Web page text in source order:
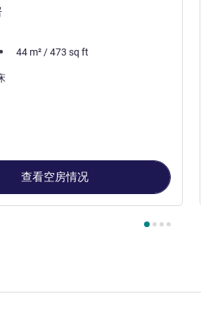
44 m² /473 sq ft
查看空房情况